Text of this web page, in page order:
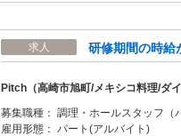
求人 研修期間の時給
Pitch（高崎市旭町/メキシコ料理/ダイ
募集職種： 調理・ホールスタッフ（
雇用形態： パート(アルバイト)